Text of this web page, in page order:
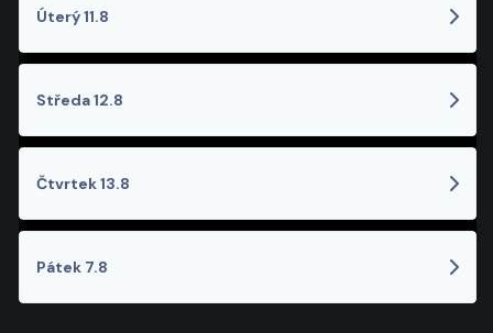
Úterý 11.8
Středa 12.8
Čtvrtek 13.8
Pátek 7.8